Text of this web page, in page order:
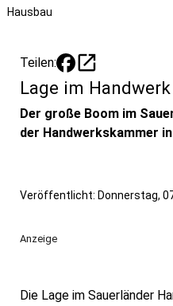
Hausbau
Teilen: open_in_new
Lage im
Der große Boom im
der Handwerkskammer
Veröffentlicht: Donnerstag,
Anzeige
Die Lage im Sauerländer